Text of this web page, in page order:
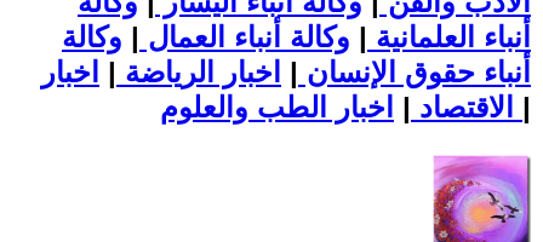
أنباء العلمانية | وكالة أنباء العمال | وكالة
أنباء حقوق الإنسان | اخبار الرياضة | اخبار
الاقتصاد | |